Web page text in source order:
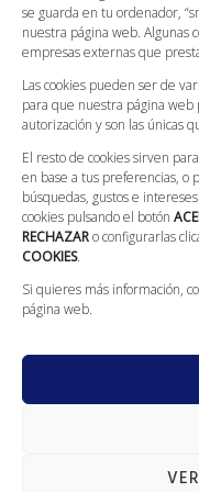
se guarda en tu ordenador,
nuestra página web. Algunas
empresas externas que
Las cookies pueden ser de
para que nuestra página
autorización y son las únicas
El resto de cookies sirven
en base a tus preferencias, o
búsquedas, gustos e
cookies pulsando el botón
RECHAZARo configurarlas
COOKIES.
Si quieres más información,
página web.
Condiciones
Canal Ético
CONTACTO
Llámanos: 629 562
L-V: 08:00 - 20:00;
Calle Galileo